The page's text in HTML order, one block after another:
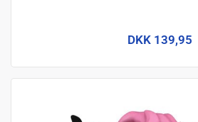
DKK 139,95